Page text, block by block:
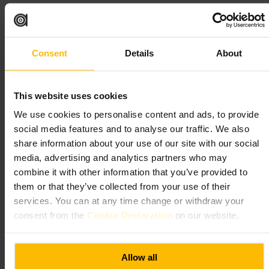
Consent Details About
This website uses cookies
We use cookies to personalise content and ads, to provide
social media features and to analyse our traffic. We also
share information about your use of our site with our social
media, advertising and analytics partners who may
combine it with other information that you’ve provided to
them or that they’ve collected from your use of their
services. You can at any time change or withdraw your
consent from the Cookie Declaration on our website.
Allow all
#
PlanesEnLondres
#
Qué esperar
actores y efectos especiales. Habrá momentos de tensión y sustos
quienes quieran completar la experiencia. Al final hay zona con
bebidas, recuerdos y fotos escenificadas disponibles para comprar.
Antes de empezar suelen revisar bolsos y piden apagar el teléfono.
Planifica tu visita
Compra las entradas con antelación para evitar colas y llega con
margen para pasar los controles de seguridad. Ponte calzado cómodo y
ropa adecuada para caminar y estar en espacios oscuros. Ten en cuenta